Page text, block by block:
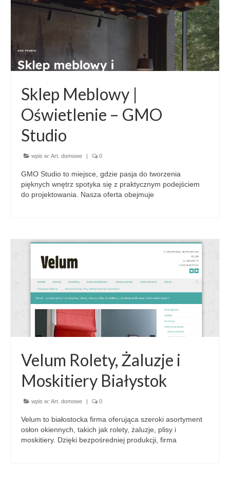
Sklep Meblowy |
Oświetlenie – GMO
Studio
wpis w: Art. domowe 0
GMO Studio to miejsce, gdzie pasja do tworzenia
pięknych wnętrz spotyka się z praktycznym podejściem
do projektowania. Nasza oferta obejmuje
Velum Rolety, Żaluzje i
Moskitiery Białystok
wpis w: Art. domowe | 0
Velum to białostocka firma oferująca szeroki asortyment
osłon okiennych, takich jak rolety, żaluzje, plisy i
moskitiery. Dzięki bezpośredniej produkcji, firma